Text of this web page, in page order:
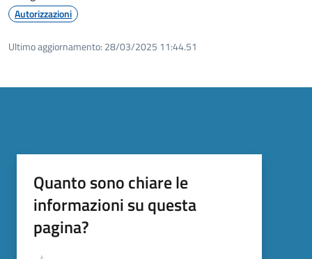
Autorizzazioni
Ultimo aggiornamento: 28/03/2025 11:44.51
Quanto sono chiare le
informazioni su questa
pagina?